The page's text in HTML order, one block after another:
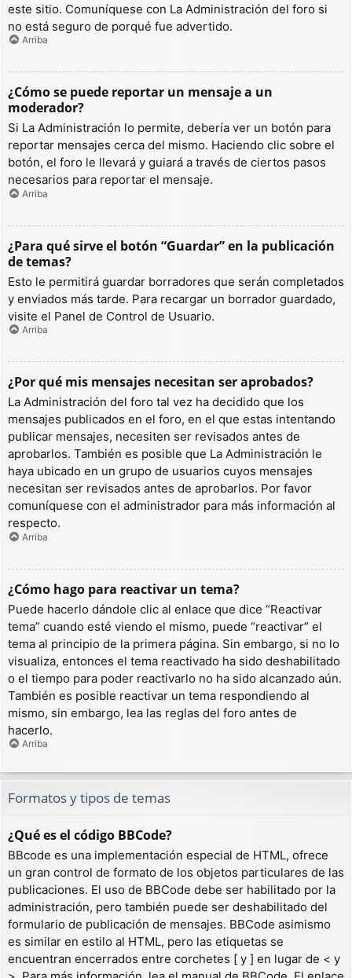
este sitio. Comuníquese con La Administración del foro si
no está seguro de porqué fue advertido.
Arriba
¿Cómo se puede reportar un mensaje a un
moderador?
Si La Administración lo permite, debería ver un botón para
reportar mensajes cerca del mismo. Haciendo clic sobre el
botón, el foro le llevará y guiará a través de ciertos pasos
necesarios para reportar el mensaje.
Arriba
¿Para qué sirve el botón “Guardar” en la publicación
de temas?
Esto le permitirá guardar borradores que serán completados
y enviados más tarde. Para recargar un borrador guardado,
visite el Panel de Control de Usuario.
Arriba
¿Por qué mis mensajes necesitan ser aprobados?
La Administración del foro tal vez ha decidido que los
mensajes publicados en el foro, en el que estas intentando
publicar mensajes, necesiten ser revisados antes de
aprobarlos. También es posible que La Administración le
haya ubicado en un grupo de usuarios cuyos mensajes
necesitan ser revisados antes de aprobarlos. Por favor
comuníquese con el administrador para más información al
respecto.
Arriba
¿Cómo hago para reactivar un tema?
Puede hacerlo dándole clic al enlace que dice “Reactivar
tema” cuando esté viendo el mismo, puede “reactivar” el
tema al principio de la primera página. Sin embargo, si no lo
visualiza, entonces el tema reactivado ha sido deshabilitado
o el tiempo para poder reactivarlo no ha sido alcanzado aún.
También es posible reactivar un tema respondiendo al
mismo, sin embargo, lea las reglas del foro antes de
hacerlo.
Arriba
Formatos y tipos de temas
¿Qué es el código BBCode?
BBcode es una implementación especial de HTML, ofrece
un gran control de formato de los objetos particulares de las
publicaciones. El uso de BBCode debe ser habilitado por la
administración, pero también puede ser deshabilitado del
formulario de publicación de mensajes. BBCode asimismo
es similar en estilo al HTML, pero las etiquetas se
encuentran encerrados entre corchetes [ y ] en lugar de < y